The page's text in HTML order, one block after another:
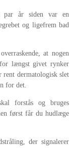
år siden var en
og ligefrem bad
at nogen
længst givet rynker
dermatologisk slet
for det.
forstås og bruges
først får du hudlæge
der signalerer